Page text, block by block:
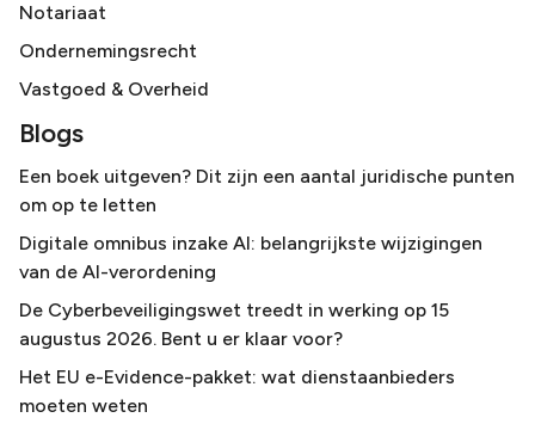
Notariaat
Ondernemingsrecht
Vastgoed & Overheid
Blogs
Een boek uitgeven? Dit zijn een aantal juridische punten
om op te letten
Digitale omnibus inzake AI: belangrijkste wijzigingen
van de AI-verordening
De Cyberbeveiligingswet treedt in werking op 15
augustus 2026. Bent u er klaar voor?
Het EU e-Evidence-pakket: wat dienstaanbieders
moeten weten